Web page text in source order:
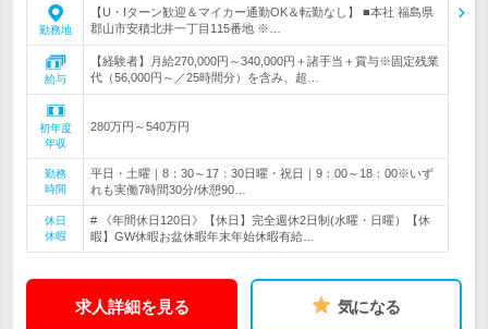
勤務地
【U・Iターン歓迎＆マイカー通勤OK＆転勤なし】 ■本社 福島県
郡山市安積北井一丁目115番地 ※…
給与
【経験者】月給270,000円～340,000円＋諸手当＋賞与※固定残業
代（56,000円～／25時間分）を含み、超…
初年度
年収
280万円～540万円
勤務
時間
平日・土曜｜8：30～17：30日曜・祝日｜9：00～18：00※いず
れも実働7時間30分/休憩90…
休日
休暇
# 《年間休日120日》【休日】完全週休2日制(水曜・日曜）【休
暇】GW休暇お盆休暇年末年始休暇有給…
求人詳細を見る 気になる